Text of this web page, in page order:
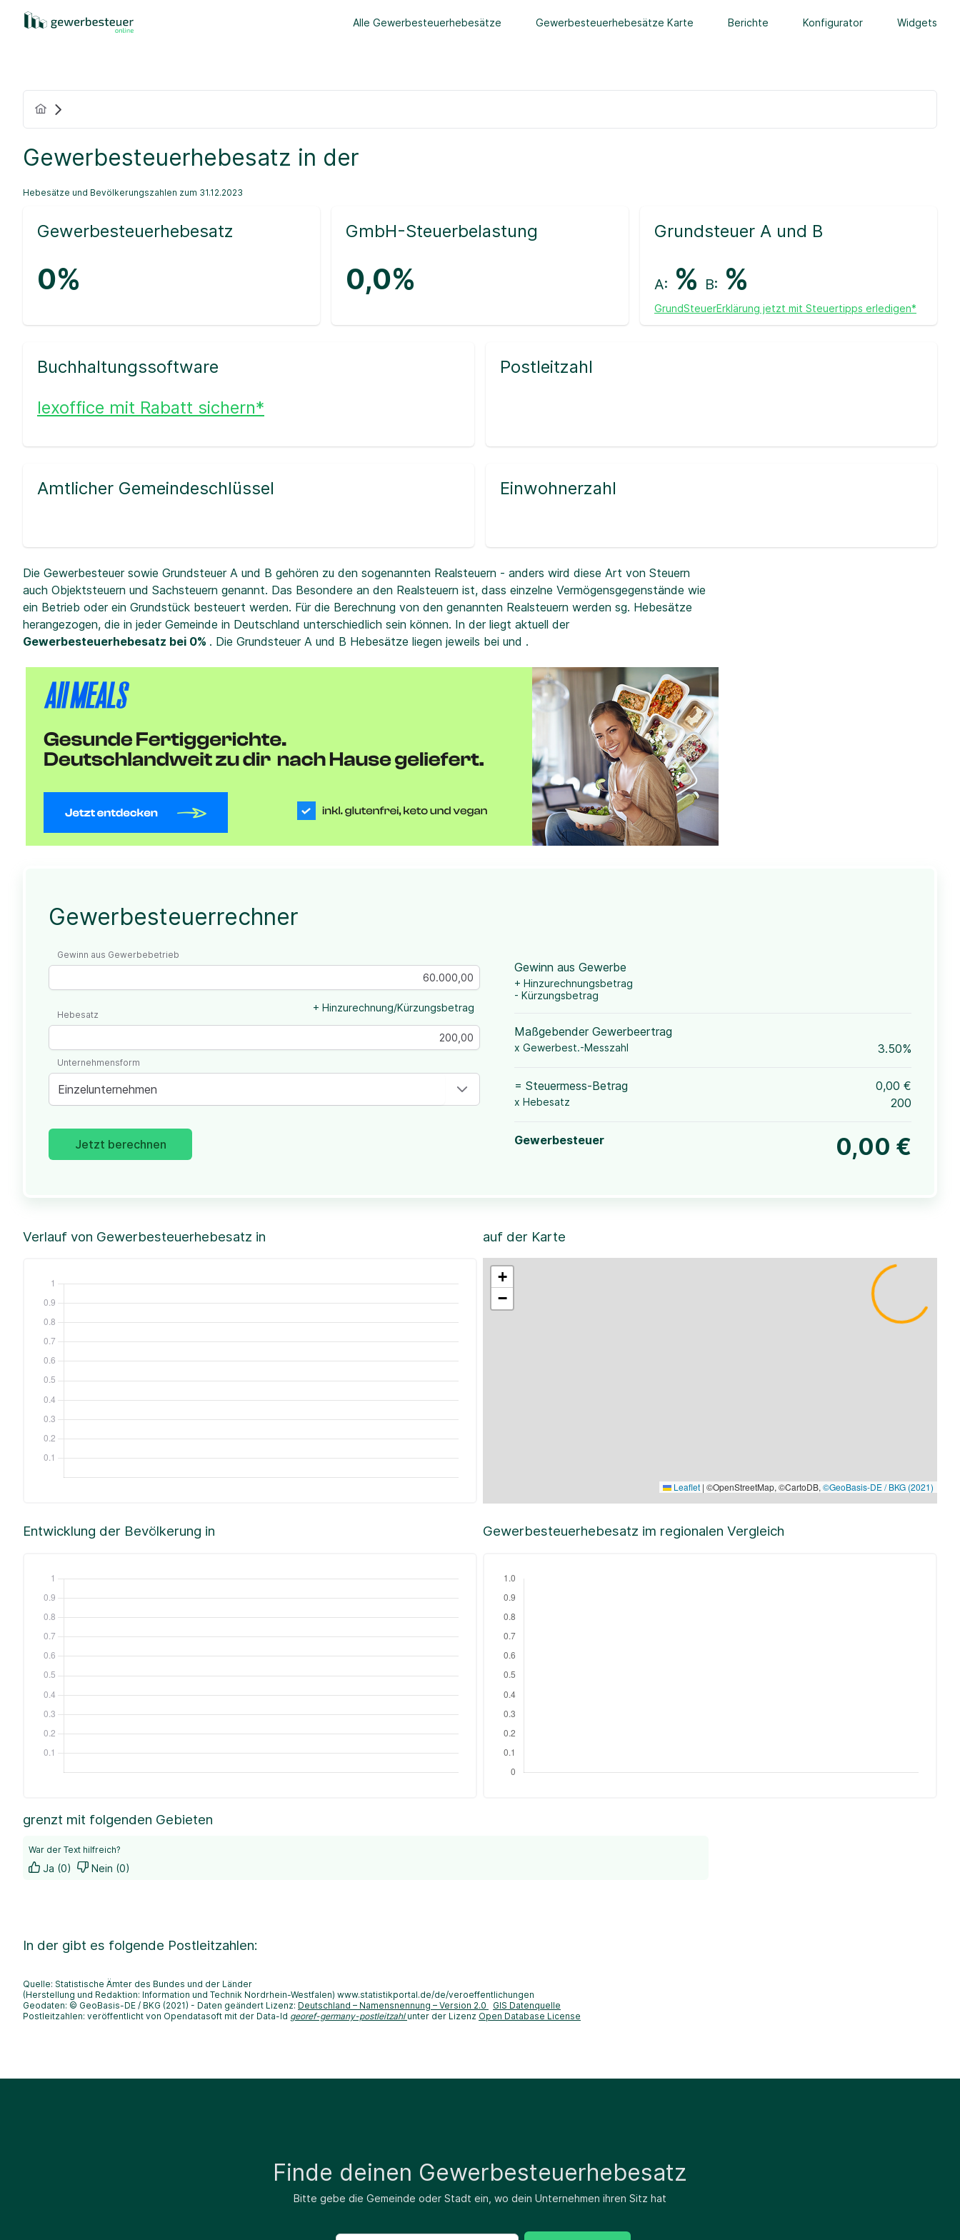
Alle Gewerbesteuerhebesätze Gewerbesteuerhebesätze Karte Berichte Konfigurator Widgets
Gewerbesteuerhebesatz in der
Hebesätze und Bevölkerungszahlen zum 31.12.2023
Gewerbesteuerhebesatz
0%
GmbH-Steuerbelastung
0,0%
Grundsteuer A und B
A: % B: %
GrundSteuerErklärung jetzt mit Steuertipps erledigen*
Buchhaltungssoftware
lexoffice mit Rabatt sichern*
Postleitzahl
Amtlicher Gemeindeschlüssel Einwohnerzahl
Die Gewerbesteuer sowie Grundsteuer A und B gehören zu den sogenannten Realsteuern - anders wird diese Art von Steuern
auch Objektsteuern und Sachsteuern genannt. Das Besondere an den Realsteuern ist, dass einzelne Vermögensgegenstände wie
ein Betrieb oder ein Grundstück besteuert werden. Für die Berechnung von den genannten Realsteuern werden sg. Hebesätze
herangezogen, die in jeder Gemeinde in Deutschland unterschiedlich sein können. In der liegt aktuell der
Gewerbesteuerhebesatz bei 0% . Die Grundsteuer A und B Hebesätze liegen jeweils bei und .
Gewerbesteuerrechner
Gewinn aus Gewerbebetrieb
+ Hinzurechnung/Kürzungsbetrag
Hebesatz
Einzelunternehmen
Unternehmensform
Jetzt berechnen
Gewinn aus Gewerbe
+ Hinzurechnungsbetrag
- Kürzungsbetrag
Maßgebender Gewerbeertrag
x Gewerbest.-Messzahl 3.50%
= Steuermess-Betrag 0,00 €
x Hebesatz 200
Gewerbesteuer 0,00 €
Verlauf von Gewerbesteuerhebesatz in auf der Karte
+
−
Leaflet | ©OpenStreetMap, ©CartoDB, ©GeoBasis-DE / BKG (2021)
Entwicklung der Bevölkerung in Gewerbesteuerhebesatz im regionalen Vergleich
grenzt mit folgenden Gebieten
War der Text hilfreich?
Ja (0) Nein (0)
In der gibt es folgende Postleitzahlen:
Quelle: Statistische Ämter des Bundes und der Länder
(Herstellung und Redaktion: Information und Technik Nordrhein-Westfalen) www.statistikportal.de/de/veroeffentlichungen
Geodaten: © GeoBasis-DE / BKG (2021) - Daten geändert Lizenz: Deutschland – Namensnennung – Version 2.0
GIS Datenquelle
Postleitzahlen: veröffentlicht von Opendatasoft mit der Data-Id georef-germany-postleitzahl unter der Lizenz Open Database License
Finde deinen Gewerbesteuerhebesatz
Bitte gebe die Gemeinde oder Stadt ein, wo dein Unternehmen ihren Sitz hat